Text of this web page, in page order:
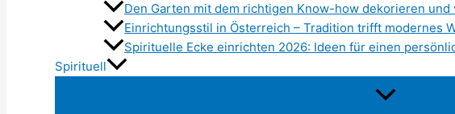
Den Garten mit dem richtigen Know-how dekorieren und
Einrichtungsstil in Österreich – Tradition trifft modernes
Spirituelle Ecke einrichten 2026: Ideen für einen
Spirituell